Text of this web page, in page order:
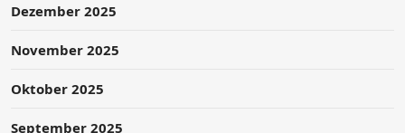
Dezember 2025
November 2025
Oktober 2025
September 2025